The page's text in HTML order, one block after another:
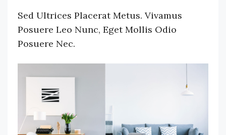
Sed Ultrices Placerat Metus. Vivamus
Posuere Leo Nunc, Eget Mollis Odio
Posuere Nec.